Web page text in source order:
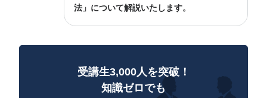
法」について解説いたします。
受講生3,000人を突破！
知識ゼロでも